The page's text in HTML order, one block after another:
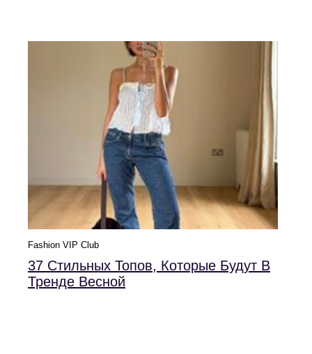
Fashion VIP Club
37 Стильных Топов, Которые Будут В
Тренде Весной